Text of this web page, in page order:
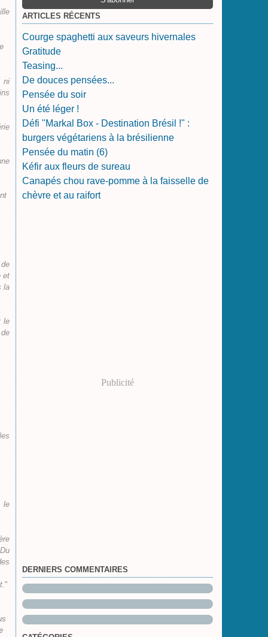
ni
et
la
le
le
"
ARTICLES RÉCENTS
Courge spaghetti aux saveurs hivernales
Gratitude
Teasing...
De douces pensées...
Pensée du soir
Un été léger !
Défi "Markal Box - Destination Brésil !" :
burgers végétariens à la brésilienne
Pensée du matin (6)
Kéfir aux fleurs de sureau
Canapés chou rave-pomme à la faisselle de
chèvre et au raifort
Publicité
DERNIERS COMMENTAIRES